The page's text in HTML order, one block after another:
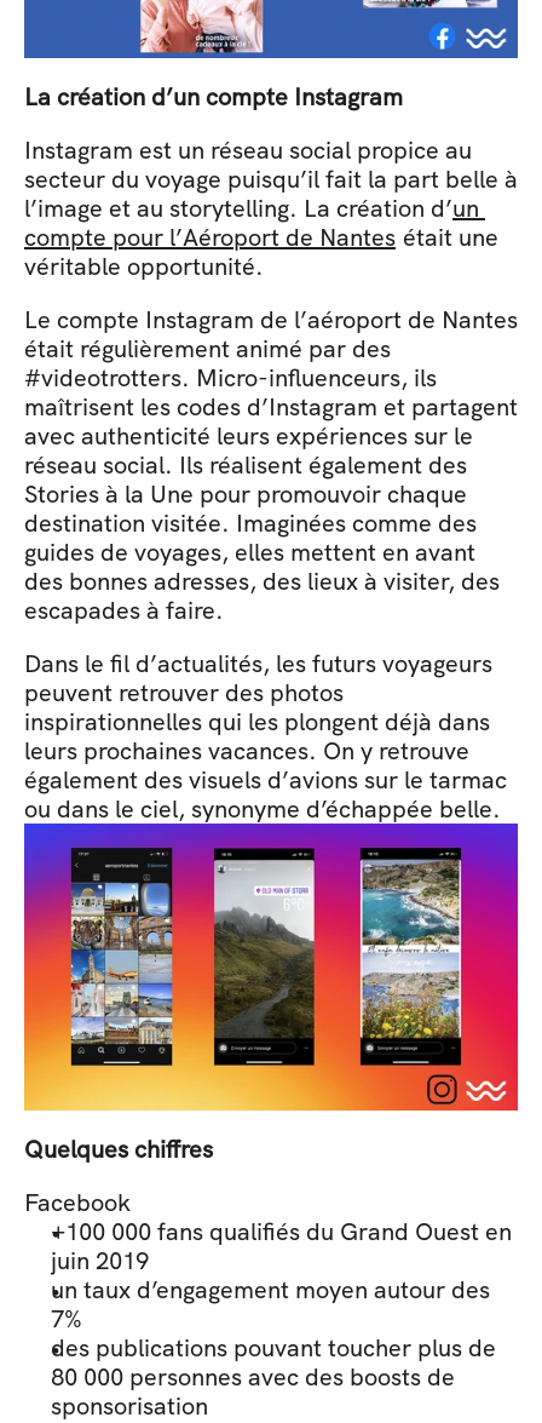
La création d’un compte Instagram
Instagram est un réseau social propice au
secteur du voyage puisqu’il fait la part belle à
l’image et au storytelling. La création d’un
compte pour l’Aéroport de Nantes était une
véritable opportunité.
Le compte Instagram de l’aéroport de Nantes
était régulièrement animé par des
#videotrotters. Micro-influenceurs, ils
maîtrisent les codes d’Instagram et partagent
avec authenticité leurs expériences sur le
réseau social. Ils réalisent également des
Stories à la Une pour promouvoir chaque
destination visitée. Imaginées comme des
guides de voyages, elles mettent en avant
des bonnes adresses, des lieux à visiter, des
escapades à faire.
Dans le fil d’actualités, les futurs voyageurs
peuvent retrouver des photos
inspirationnelles qui les plongent déjà dans
leurs prochaines vacances. On y retrouve
également des visuels d’avions sur le tarmac
ou dans le ciel, synonyme d’échappée belle.
Quelques chiffres
Facebook
+100 000 fans qualifiés du Grand Ouest en
juin 2019
un taux d’engagement moyen autour des
7%
des publications pouvant toucher plus de
80 000 personnes avec des boosts de
sponsorisation